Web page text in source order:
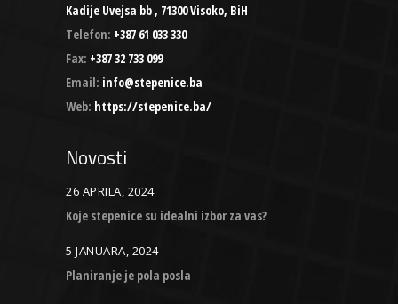
Kadije Uvejsa bb , 71300 Visoko, BiH
Telefon: +387 61 033 330
Fax: +387 32 733 099
Email: info@stepenice.ba
Web: https://stepenice.ba/
Novosti
26 APRILA, 2024
Koje stepenice su idealni izbor za vas?
5 JANUARA, 2024
Planiranje je pola posla